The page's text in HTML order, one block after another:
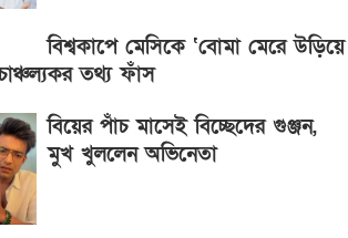
বিশ্বকাপে মেসিকে ‘বোমা মেরে উড়িয়ে
তথ্য ফাঁস
বিয়ের পাঁচ মাসেই বিচ্ছেদের গুঞ্জন,
মুখ খুললেন অভিনেতা